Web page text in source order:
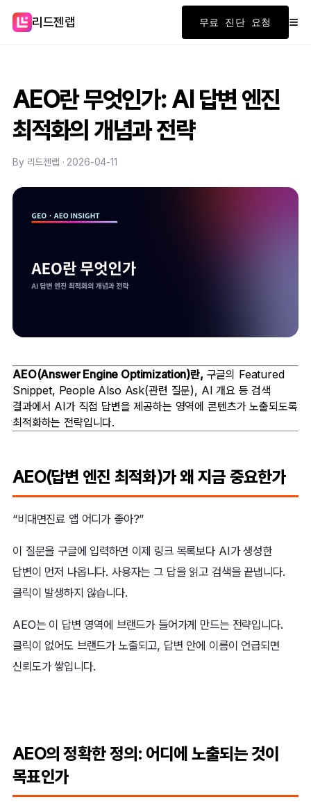
리드젠랩 무료 진단 요청 ≡
AEO란 무엇인가: AI 답변 엔진
최적화의 개념과 전략
By 리드젠랩 · 2026-04-11
AEO(Answer Engine Optimization)란,구글의 Featured
Snippet, People Also Ask(관련 질문), AI 개요 등 검색
결과에서 AI가 직접 답변을 제공하는 영역에 콘텐츠가 노출되도록
최적화하는 전략입니다.
AEO(답변 엔진 최적화)가 왜 지금 중요한가
“비대면진료 앱 어디가 좋아?”
이 질문을 구글에 입력하면 이제 링크 목록보다 AI가 생성한
답변이 먼저 나옵니다. 사용자는 그 답을 읽고 검색을 끝냅니다.
클릭이 발생하지 않습니다.
AEO는 이 답변 영역에 브랜드가 들어가게 만드는 전략입니다.
클릭이 없어도 브랜드가 노출되고, 답변 안에 이름이 언급되면
신뢰도가 쌓입니다.
AEO의 정확한 정의: 어디에 노출되는 것이
목표인가